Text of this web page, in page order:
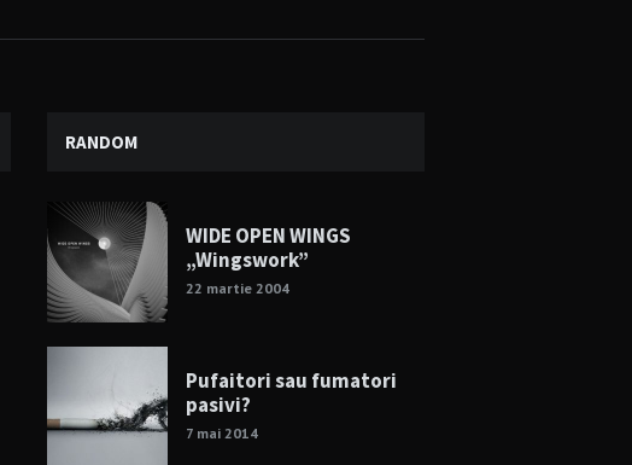
RANDOM
WIDE OPEN WINGS
„Wingswork”
22 martie 2004
Pufaitori sau fumatori
pasivi?
7 mai 2014